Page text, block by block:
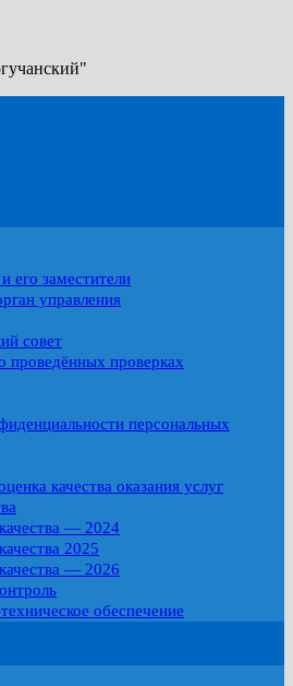
его заместители
управления
совет
проведённых проверках
персональных
качества оказания услуг
— 2024
2025
— 2026
обеспечение